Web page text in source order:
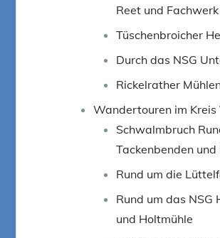
Reet und Fachwerk
Tüschenbroicher
Durch das NSG
Rickelrather
Wandertouren im Kreis
Schwalmbruch
Tackenbenden
Rund um die
Rund um das NSG
und Holtmühle